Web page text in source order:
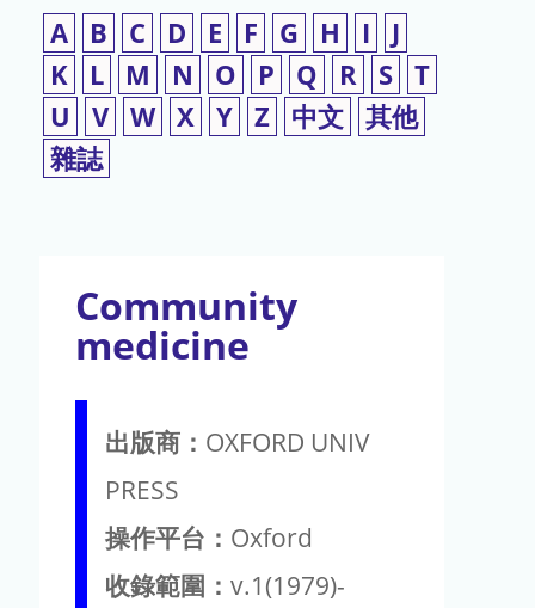
A B C D E F G H I
J
K
L M N O P Q R S T
U
V W X Y Z 中文 其他
雜誌
Community
medicine
出版商： OXFORD UNIV
PRESS
操作平台： Oxford
收錄範圍： v.1(1979)-